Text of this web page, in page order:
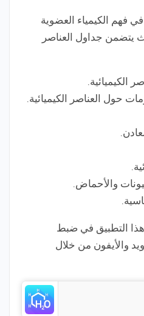
فهم الكيمياء العضوية
يتضمن جداول العناصر
الكيميائية.
حول العناصر الكيميائية.
والأحماض.
التطبيق في ضبط
والأيفون من خلال